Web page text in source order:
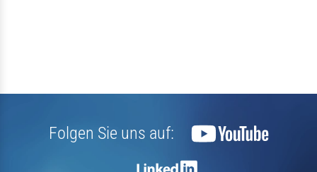
Folgen Sie uns auf: